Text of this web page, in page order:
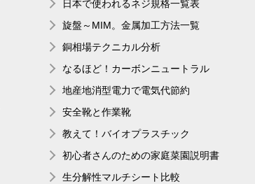
日本で使われるネジ規格一覧表
旋盤～MIM。金属加工方法一覧
銅相場テクニカル分析
なるほど！カーボンニュートラル
地産地消型電力で電気代節約
安全靴と作業靴
教えて！バイオプラスチック
初心者さんのための家庭菜園説明書
生分解性マルチシート比較